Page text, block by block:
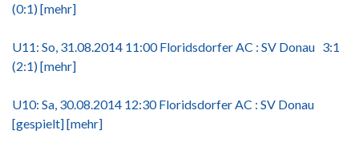
(0:1)[mehr]
U11: So, 31.08.2014 11:00 Floridsdorfer AC : SV Donau 3:1
(2:1)[mehr]
U10: Sa, 30.08.2014 12:30 Floridsdorfer AC : SV Donau
[gespielt][mehr]